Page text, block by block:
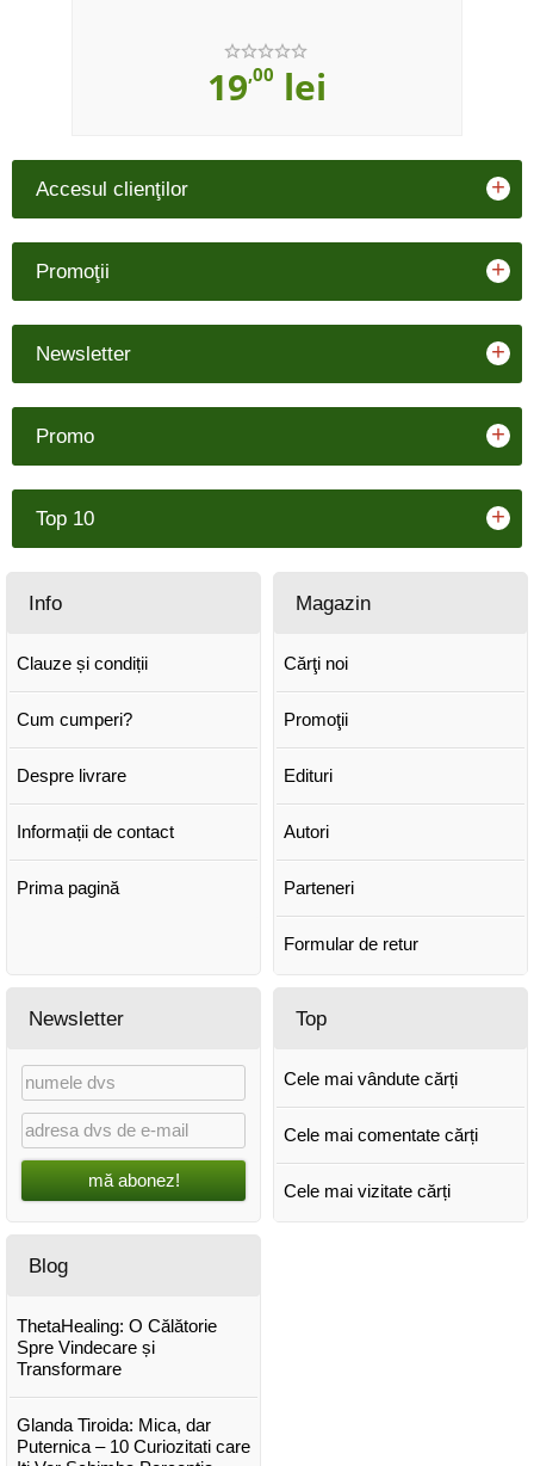
19,00 lei
Accesul clienţilor +
Promoţii +
Newsletter +
Promo +
Top 10 +
Info
Clauze și condiții
Cum cumperi?
Despre livrare
Informații de contact
Prima pagină
Magazin
Cărţi noi
Promoţii
Edituri
Autori
Parteneri
Formular de retur
Newsletter
mă abonez!
Top
Cele mai vândute cărți
Cele mai comentate cărți
Cele mai vizitate cărți
Blog
ThetaHealing: O Călătorie
Spre Vindecare și
Transformare
Glanda Tiroida: Mica, dar
Puternica – 10 Curiozitati care